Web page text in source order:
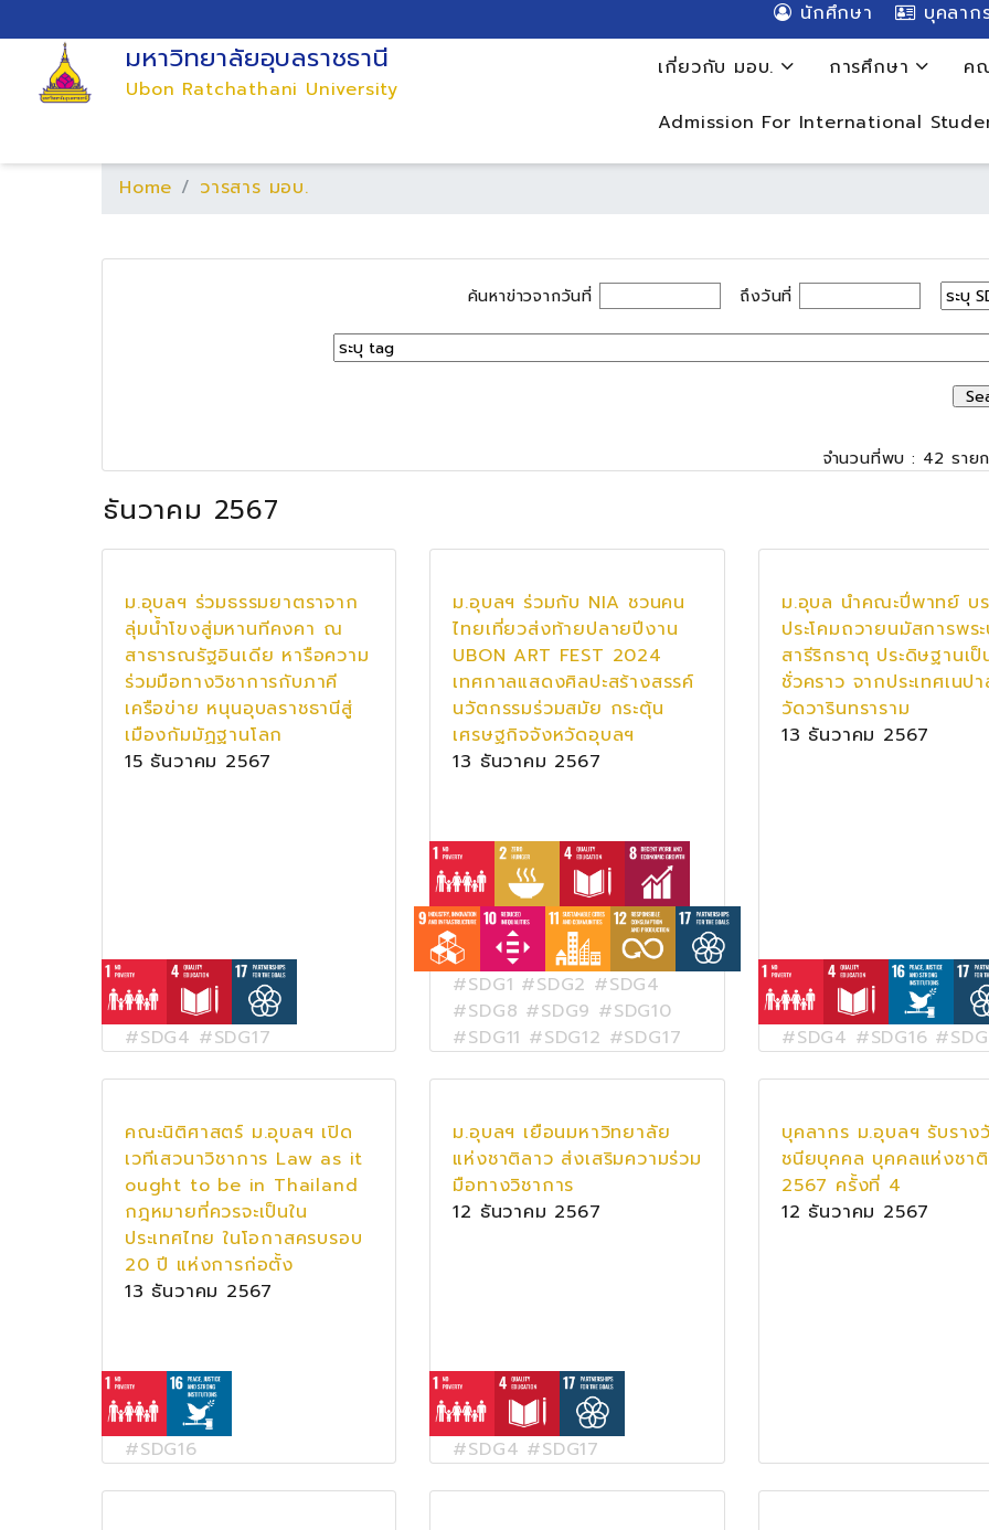
นักศึกษา บุคลาก
มหาวิทยาลัยอุบลราชธานี
Ubon Ratchathani University
เกี่ยวกับ มอบ. การศึกษา ค
Admission For International
Home วารสาร มอบ.
ค้นหาข่าวจากวันที่ ถึงวันที่
จำนวนที่พบ : 42 ร
ธันวาคม 2567
ม.อุบลฯ ร่วมธรรมยาตราจาก
ลุ่มน้ำโขงสู่มหานทีคงคา ณ
สาธารณรัฐอินเดีย หารือความ
ร่วมมือทางวิชาการกับภาคี
เครือข่าย หนุนอุบลราชธานีสู่
เมืองกัมมัฏฐานโลก
15 ธันวาคม 2567
#SDG4 #SDG17
ม.อุบลฯ ร่วมกับ NIA ชวนคน
ไทยเที่ยวส่งท้ายปลายปีงาน
UBON ART FEST 2024
เทศกาลแสดงศิลปะสร้างสรรค์
นวัตกรรมร่วมสมัย กระตุ้น
เศรษฐกิจจังหวัดอุบลฯ
13 ธันวาคม 2567
#SDG1 #SDG2 #SDG4
#SDG8 #SDG9 #SDG10
#SDG11 #SDG12 #SDG17
ม.อุบล นำคณะปี่พาทย์ บร
ประโคมถวายนมัสการพร
สารีริกธาตุ ประดิษฐานเป็
ชั่วคราว จากประเทศเน
วัดวารินทราราม
13 ธันวาคม 2567
#SDG4 #SDG16
คณะนิติศาสตร์ ม.อุบลฯ เปิด
เวทีเสวนาวิชาการ Law as it
ought to be in Thailand
กฎหมายที่ควรจะเป็นใน
ประเทศไทย ในโอกาสครบรอบ
20 ปี แห่งการก่อตั้ง
13 ธันวาคม 2567
#SDG16
ม.อุบลฯ เยือนมหาวิทยาลัย
แห่งชาติลาว ส่งเสริมความร่วม
มือทางวิชาการ
12 ธันวาคม 2567
#SDG4 #SDG17
บุคลากร ม.อุบลฯ รับราง
ชนียบุคคล บุคคลแห่งชาติ
2567 ครั้งที่ 4
12 ธันวาคม 2567